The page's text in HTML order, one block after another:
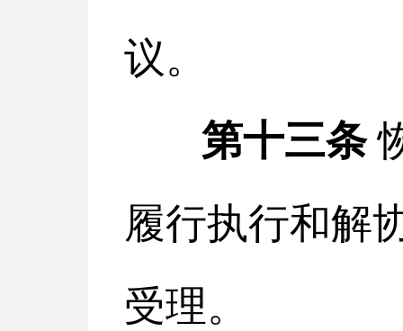
议。
第十三条
履行执行和解
受理。